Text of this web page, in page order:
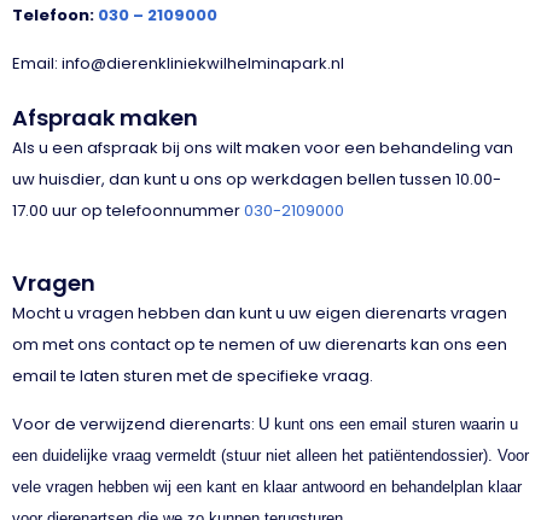
Telefoon: 030 – 2109000
Email: info@dierenkliniekwilhelminapark.nl
Afspraak maken
Als u een afspraak bij ons wilt maken voor een behandeling van
uw huisdier, dan kunt u ons op werkdagen bellen tussen 10.00-
17.00 uur op telefoonnummer030-2109000
Vragen
Mocht u vragen hebben dan kunt u uw eigen dierenarts vragen
om met ons contact op te nemen of uw dierenarts kan ons een
email te laten sturen met de specifieke vraag.
Voor de verwijzend dierenarts: U kunt ons een email sturen waarin u
een duidelijke vraag vermeldt (stuur niet alleen het patiëntendossier). Voor
vele vragen hebben wij een kant en klaar antwoord en behandelplan klaar